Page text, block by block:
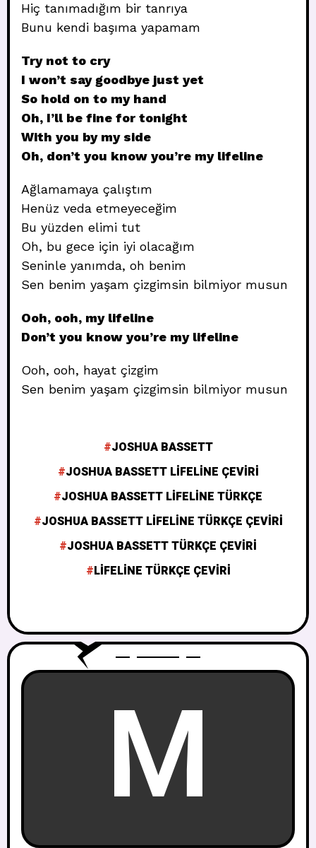
Hiç tanımadığım bir tanrıya
Bunu kendi başıma yapamam
Try not to cry
I won’t say goodbye just yet
So hold on to my hand
Oh, I’ll be fine for tonight
With you by my side
Oh, don’t you know you’re my lifeline
Ağlamamaya çalıştım
Henüz veda etmeyeceğim
Bu yüzden elimi tut
Oh, bu gece için iyi olacağım
Seninle yanımda, oh benim
Sen benim yaşam çizgimsin bilmiyor musun
Ooh, ooh, my lifeline
Don’t you know you’re my lifeline
Ooh, ooh, hayat çizgim
Sen benim yaşam çizgimsin bilmiyor musun
JOSHUA BASSETT
JOSHUA BASSETT LIFELINE ÇEVIRI
JOSHUA BASSETT LIFELINE TÜRKÇE
JOSHUA BASSETT LIFELINE TÜRKÇE ÇEVIRI
JOSHUA BASSETT TÜRKÇE ÇEVIRI
LIFELINE TÜRKÇE ÇEVIRI
M